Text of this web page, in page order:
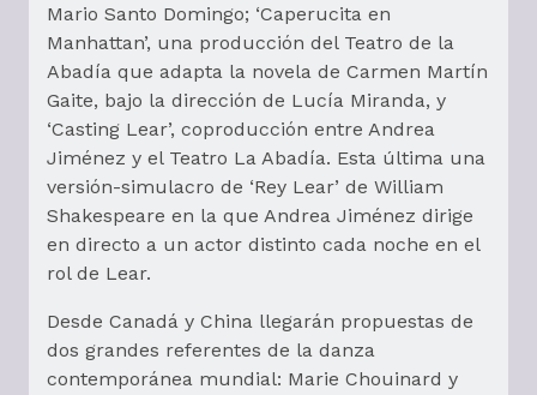
Mario Santo Domingo; ‘Caperucita en
Manhattan’, una producción del Teatro de la
Abadía que adapta la novela de Carmen Martín
Gaite, bajo la dirección de Lucía Miranda, y
‘Casting Lear’, coproducción entre Andrea
Jiménez y el Teatro La Abadía. Esta última una
versión-simulacro de ‘Rey Lear’ de William
Shakespeare en la que Andrea Jiménez dirige
en directo a un actor distinto cada noche en el
rol de Lear.
Desde Canadá y China llegarán propuestas de
dos grandes referentes de la danza
contemporánea mundial: Marie Chouinard y